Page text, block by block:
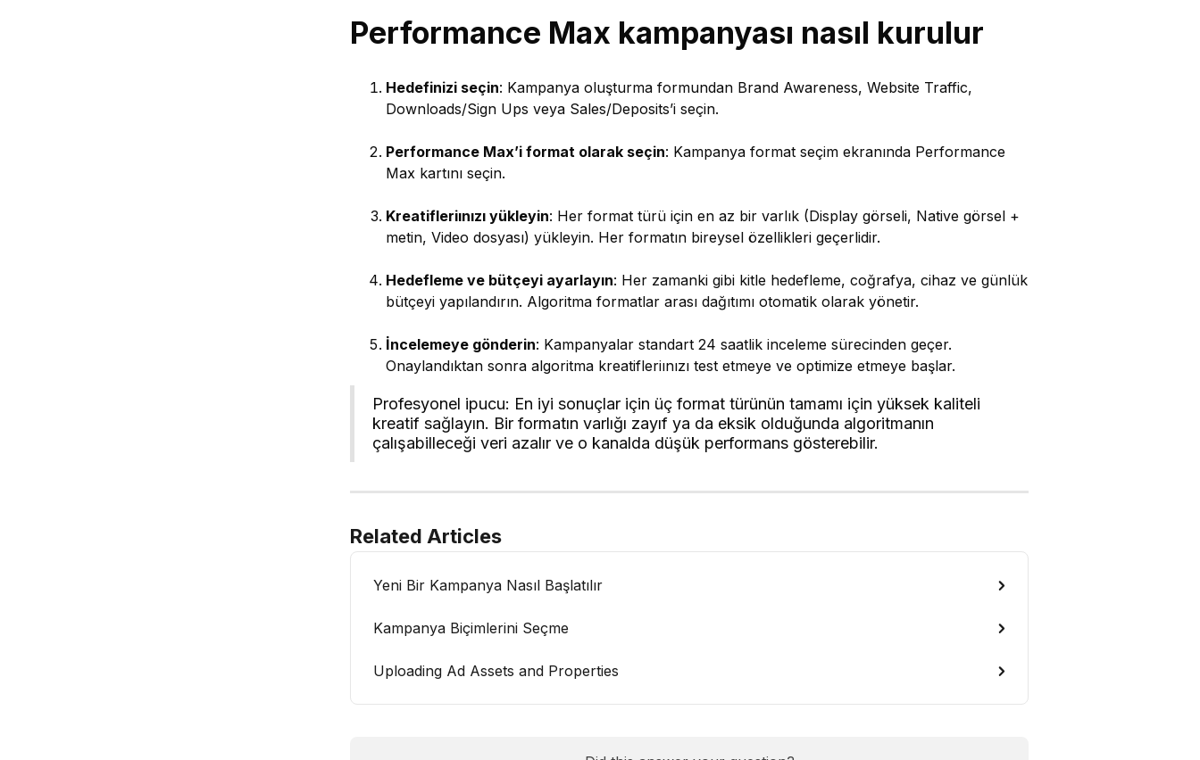
Performance Max kampanyası nasıl kurulur
Hedefinizi seçin: Kampanya oluşturma formundan Brand Awareness, Website Traffic,
Downloads/Sign Ups veya Sales/Deposits’i seçin.
Performance Max’i format olarak seçin: Kampanya format seçim ekranında Performance
Max kartını seçin.
Kreatifleriınızı yükleyin: Her format türü için en az bir varlık (Display görseli, Native görsel +
metin, Video dosyası) yükleyin. Her formatın bireysel özellikleri geçerlidir.
Hedefleme ve bütçeyi ayarlayın: Her zamanki gibi kitle hedefleme, coğrafya, cihaz ve günlük
bütçeyi yapılandırın. Algoritma formatlar arası dağıtımı otomatik olarak yönetir.
İncelemeye gönderin: Kampanyalar standart 24 saatlik inceleme sürecinden geçer.
Onaylandıktan sonra algoritma kreatifleriınızı test etmeye ve optimize etmeye başlar.
Profesyonel ipucu: En iyi sonuçlar için üç format türünün tamamı için yüksek kaliteli
kreatif sağlayın. Bir formatın varlığı zayıf ya da eksik olduğunda algoritmanın
çalışabilleceği veri azalır ve o kanalda düşük performans gösterebilir.
Related Articles
Yeni Bir Kampanya Nasıl Başlatılır
Kampanya Biçimlerini Seçme
Uploading Ad Assets and Properties